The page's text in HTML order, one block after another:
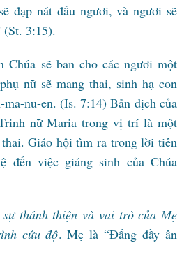
đạp nát đầu ngươi, và ngươi sẽ
(St. 3:15).
Chúa sẽ ban cho các ngươi một
nữ sẽ mang thai, sinh hạ con
nu-en. (Is. 7:14) Bản dịch của
nữ Maria trong vị trí là một
Giáo hội tìm ra trong lời tiên
đến việc giáng sinh của Chúa
thánh thiện và vai trò của Mẹ
cứu độ. Mẹ là “Đấng đầy ân